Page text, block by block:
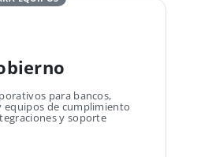
para bancos,
equipos de cumplimiento
y soporte